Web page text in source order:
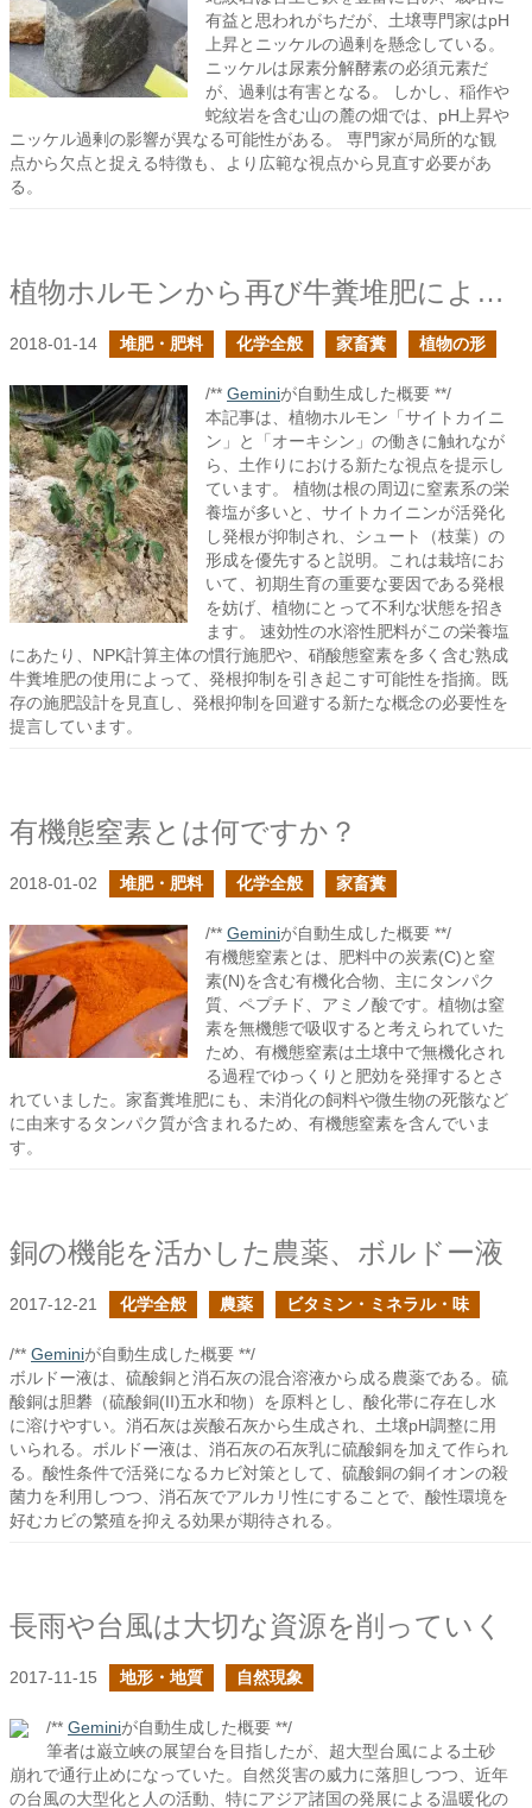
有益と思われがちだが、土壌専門家はpH
上昇とニッケルの過剰を懸念している。
ニッケルは尿素分解酵素の必須元素だ
が、過剰は有害となる。 しかし、稲作や
蛇紋岩を含む山の麓の畑では、pH上昇や
ニッケル過剰の影響が異なる可能性がある。 専門家が局所的な観
点から欠点と捉える特徴も、より広範な視点から見直す必要があ
る。
植物ホルモンから再び牛糞堆肥による土作りの価値を問う
2018-01-14 堆肥・肥料 化学全般 家畜糞 植物の形
/** Geminiが自動生成した概要 **/
本記事は、植物ホルモン「サイトカイニ
ン」と「オーキシン」の働きに触れなが
ら、土作りにおける新たな視点を提示し
ています。 植物は根の周辺に窒素系の栄
養塩が多いと、サイトカイニンが活発化
し発根が抑制され、シュート（枝葉）の
形成を優先すると説明。これは栽培にお
いて、初期生育の重要な要因である発根
を妨げ、植物にとって不利な状態を招き
ます。 速効性の水溶性肥料がこの栄養塩
にあたり、NPK計算主体の慣行施肥や、硝酸態窒素を多く含む熟成
牛糞堆肥の使用によって、発根抑制を引き起こす可能性を指摘。既
存の施肥設計を見直し、発根抑制を回避する新たな概念の必要性を
提言しています。
有機態窒素とは何ですか？
2018-01-02 堆肥・肥料 化学全般 家畜糞
/** Geminiが自動生成した概要 **/
有機態窒素とは、肥料中の炭素(C)と窒
素(N)を含む有機化合物、主にタンパク
質、ペプチド、アミノ酸です。植物は窒
素を無機態で吸収すると考えられていた
ため、有機態窒素は土壌中で無機化され
る過程でゆっくりと肥効を発揮するとさ
れていました。家畜糞堆肥にも、未消化の飼料や微生物の死骸など
に由来するタンパク質が含まれるため、有機態窒素を含んでいま
す。
銅の機能を活かした農薬、ボルドー液
2017-12-21 化学全般 農薬 ビタミン・ミネラル・味
/** Geminiが自動生成した概要 **/
ボルドー液は、硫酸銅と消石灰の混合溶液から成る農薬である。硫
酸銅は胆礬（硫酸銅(II)五水和物）を原料とし、酸化帯に存在し水
に溶けやすい。消石灰は炭酸石灰から生成され、土壌pH調整に用
いられる。ボルドー液は、消石灰の石灰乳に硫酸銅を加えて作られ
る。酸性条件で活発になるカビ対策として、硫酸銅の銅イオンの殺
菌力を利用しつつ、消石灰でアルカリ性にすることで、酸性環境を
好むカビの繁殖を抑える効果が期待される。
長雨や台風は大切な資源を削っていく
2017-11-15 地形・地質 自然現象
/** Geminiが自動生成した概要 **/
筆者は巌立峡の展望台を目指したが、超大型台風による土砂
崩れで通行止めになっていた。自然災害の威力に落胆しつつ、近年
の台風の大型化と人の活動、特にアジア諸国の発展による温暖化の